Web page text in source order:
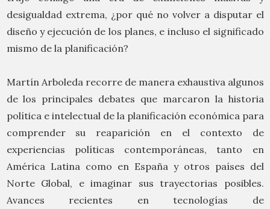
desigualdad extrema, ¿por qué no volver a disputar el
diseño y ejecución de los planes, e incluso el significado
mismo de la planificación?
Martín Arboleda recorre de manera exhaustiva algunos
de los principales debates que marcaron la historia
política e intelectual de la planificación económica para
comprender su reaparición en el contexto de
experiencias políticas contemporáneas, tanto en
América Latina como en España y otros países del
Norte Global, e imaginar sus trayectorias posibles.
Avances recientes en tecnologías de